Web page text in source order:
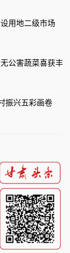
用地二级市场
公害蔬菜喜获丰
振兴五彩画卷